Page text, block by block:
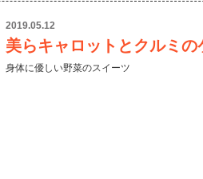
2019.05.12
美らキャロットとクルミの
身体に優しい野菜のスイーツ